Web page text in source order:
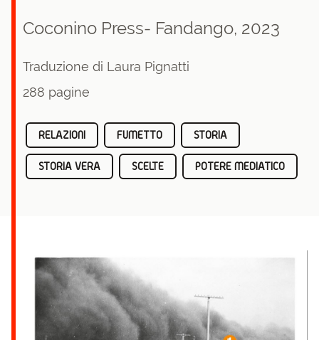
Coconino Press- Fandango, 2023
Traduzione di Laura Pignatti
288 pagine
RELAZIONI FUMETTO STORIA
STORIA VERA SCELTE POTERE MEDIATICO